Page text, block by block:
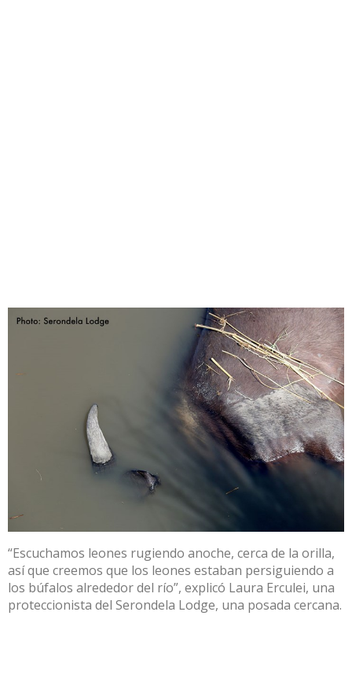
“Escuchamos leones rugiendo anoche, cerca de la orilla,
así que creemos que los leones estaban persiguiendo a
los búfalos alrededor del río”, explicó Laura Erculei, una
proteccionista del Serondela Lodge, una posada cercana.